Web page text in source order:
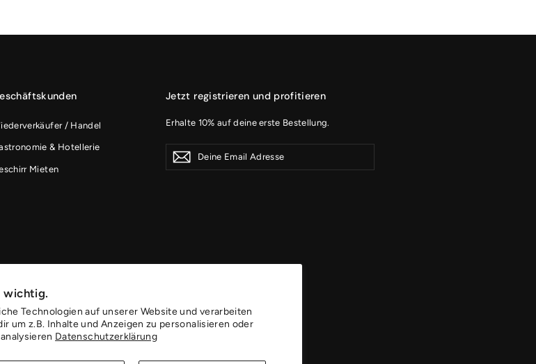
wichtig.
Technologien auf unserer Website und verarbeiten
um z.B. Inhalte und Anzeigen zu personalisieren oder
Datenschutzerklärung
/ Handel
& Hotellerie
Mieten
Jetzt registrieren und profitieren
Erhalte 10% auf deine erste Bestellung.
Deine
Email
Adresse
Konto
erstellenKonto
erstellen